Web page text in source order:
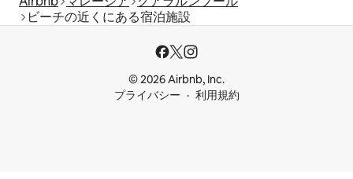
ビーチの近くにある宿泊施設
© 2026 Airbnb, Inc.
プライバシー
利用規約